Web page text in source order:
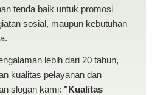
tenda baik untuk promosi
sosial, maupun kebutuhan
lebih dari 20 tahun,
kualitas pelayanan dan
slogan kami: "Kualitas